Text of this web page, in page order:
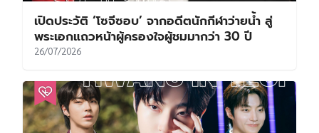
เปิดประวัติ ‘โซจีซอบ’ จากอดีตนักกีฬาว่ายน้ำ สู่
พระเอกแถวหน้าผู้ครองใจผู้ชมมากว่า 30 ปี
26/07/2026